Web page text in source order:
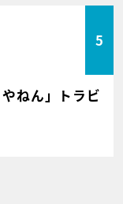
5
ねん」トラビ